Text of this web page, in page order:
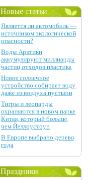
Новые статьи
Является ли автомобиль —
источником экологической
опасности?
Воды Арктики
аккумулируют миллиарды
частиц отходов пластика
Новое солнечное
устройство собирает воду
даже из воздуха пустыни
Тигры и леопарды
охраняются в новом парке
Китая, который больше,
чем Йеллоустоун
В Европе выбрано дерево
года
Праздники